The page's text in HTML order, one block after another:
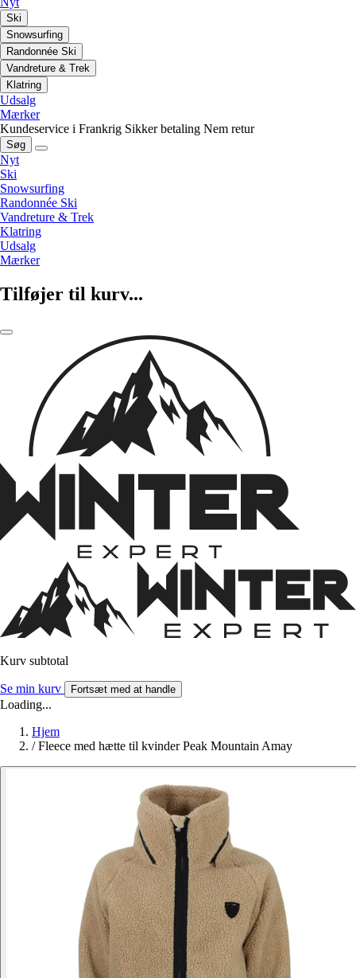
Ski
Snowsurfing
Randonnée Ski
Vandreture & Trek
Klatring
Udsalg
Mærker
Kundeservice i Frankrig Sikker betaling Nem retur
Søg
Nyt
Ski
Snowsurfing
Randonnée Ski
Vandreture & Trek
Klatring
Udsalg
Mærker
Tilføjer til kurv...
Kurv subtotal
Se min kurv Fortsæt med at handle
Loading...
Hjem
/ Fleece med hætte til kvinder Peak Mountain Amay